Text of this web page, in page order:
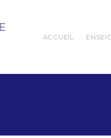
ACCUEIL